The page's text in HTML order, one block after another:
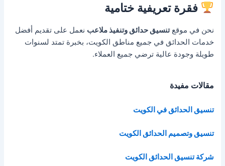
فقرة تعريفية ختامية
نحن في موقعتنسيق حدائق وتنفيذ ملاعب نعمل على تقديم أفضل
خدمات الحدائق في جميع مناطق الكويت، بخبرة تمتد لسنوات
طويلة وجودة عالية ترضي جميع العملاء.
مقالات مفيدة
تنسيق الحدائق في الكويت
تنسيق وتصميم الحدائق الكويت
شركة تنسيق الحدائق الكويت